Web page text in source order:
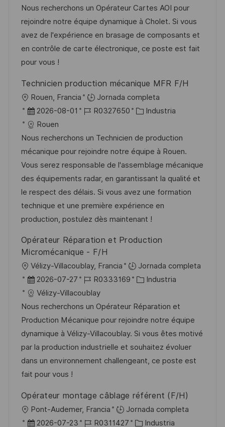
c
a
c
i
ó
c
h
a
d
e
u
b
l
c
a
c
i
ó
n
d
e
e
m
e
o
t
e
g
o
a
Nous recherchons un Opérateur Cartes AOI pour
rejoindre notre équipe dynamique à Cholet. Si vous
avez de l'expérience en brasage de composants et
en contrôle de carte électronique, ce poste est fait
pour vous !
Technicien production mécanique MFR F/H
U
b
c
a
c
i
ó
n
Rouen, Francia
Jornada completa
F
e
c
h
a
d
e
p
u
l
a
c
n
2026-08-01
I
d
e
e
m
p
l
e
R0327650
C
t
e
g
o
r
í
a
Industria
Rouen
Nous recherchons un Technicien de production
mécanique pour rejoindre notre équipe à Rouen.
Vous serez responsable de l'assemblage mécanique
des équipements radar, en garantissant la qualité et
le respect des délais. Si vous avez une formation
technique et une première expérience en
production, postulez dès maintenant !
Opérateur Réparation et Production
Micromécanique - F/H
U
b
c
a
c
i
ó
n
Vélizy-Villacoublay, Francia
Jornada completa
F
e
c
h
a
d
e
p
b
l
2026-07-27
I
D
d
e
e
m
p
o
R0333169
C
t
e
g
o
r
Industria
Vélizy-Villacoublay
Nous recherchons un Opérateur Réparation et
Production Mécanique pour rejoindre notre équipe
dynamique à Vélizy-Villacoublay. Si vous êtes motivé
par la production industrielle et souhaitez évoluer
dans un environnement challengeant, ce poste est
fait pour vous !
Opérateur montage câblage référent (F/H)
U
b
Pont-Audemer, Francia
Jornada completa
F
2026-07-23
I
R0311427
C Industria